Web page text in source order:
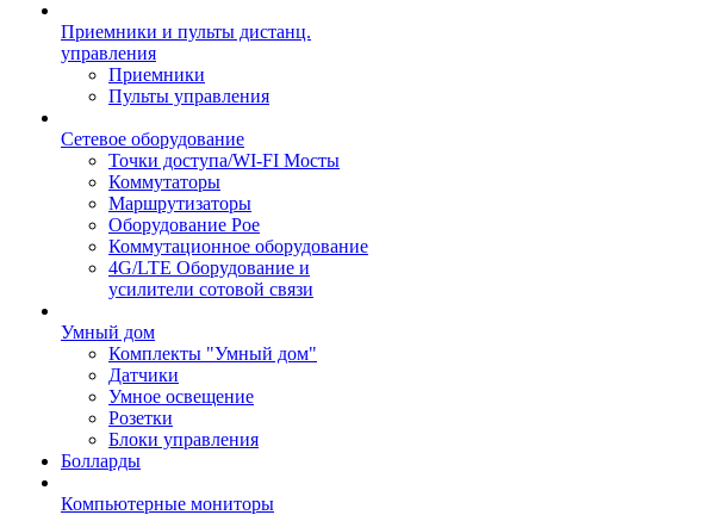
Приемники и пульты дистанц.
управления
Приемники
Пульты управления
Сетевое оборудование
Точки доступа/WI-FI Мосты
Коммутаторы
Маршрутизаторы
Оборудование Poe
Коммутационное оборудование
4G/LTE Оборудование и
усилители сотовой связи
Умный дом
Комплекты "Умный дом"
Датчики
Умное освещение
Розетки
Блоки управления
Болларды
Компьютерные мониторы